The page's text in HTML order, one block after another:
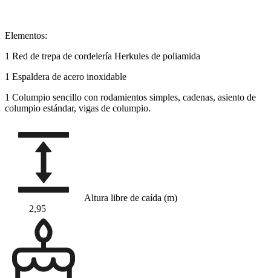
Elementos:
1 Red de trepa de cordelería Herkules de poliamida
1 Espaldera de acero inoxidable
1 Columpio sencillo con rodamientos simples, cadenas, asiento de
columpio estándar, vigas de columpio.
Altura libre de caída (m)
2,95